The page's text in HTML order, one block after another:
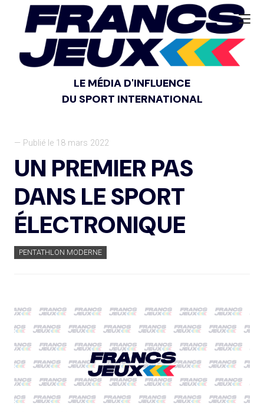
LE MÉDIA D'INFLUENCE
DU SPORT INTERNATIONAL
— Publié le 18 mars 2022
UN PREMIER PAS
DANS LE SPORT
ÉLECTRONIQUE
PENTATHLON MODERNE